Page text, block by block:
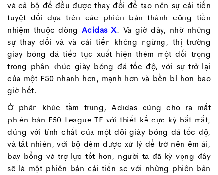
và cả bộ đế đều được thay đổi để tạo nên sự cải tiến
tuyệt đối dựa trên các phiên bản thành công tiền
nhiệm thuộc dòng Adidas X. Và giờ đây, nhờ những
sự thay đổi và và cải tiến không ngừng, thị trường
giày bóng đá tiếp tục xuất hiện thêm một đối trọng
trong phân khúc giày bóng đá tốc độ, với sự trở lại
của một F50 nhanh hơn, mạnh hơn và bền bỉ hơn bao
giờ hết.
Ở phân khúc tầm trung, Adidas cũng cho ra mắt
phiên bản F50 League TF với thiết kế cực kỳ bắt mắt,
đúng với tính chất của một đôi giày bóng đá tốc độ,
và tất nhiên, với bộ đệm được xử lý để trở nên êm ái,
bay bổng và trợ lực tốt hơn, người ta đã kỳ vọng đây
sẽ là một phiên bản cải tiến so với những phiên bản